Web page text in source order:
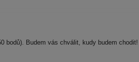
bodů). Budem vás chválit, kudy budem